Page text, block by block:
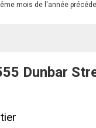
mois de l'année
Dunbar